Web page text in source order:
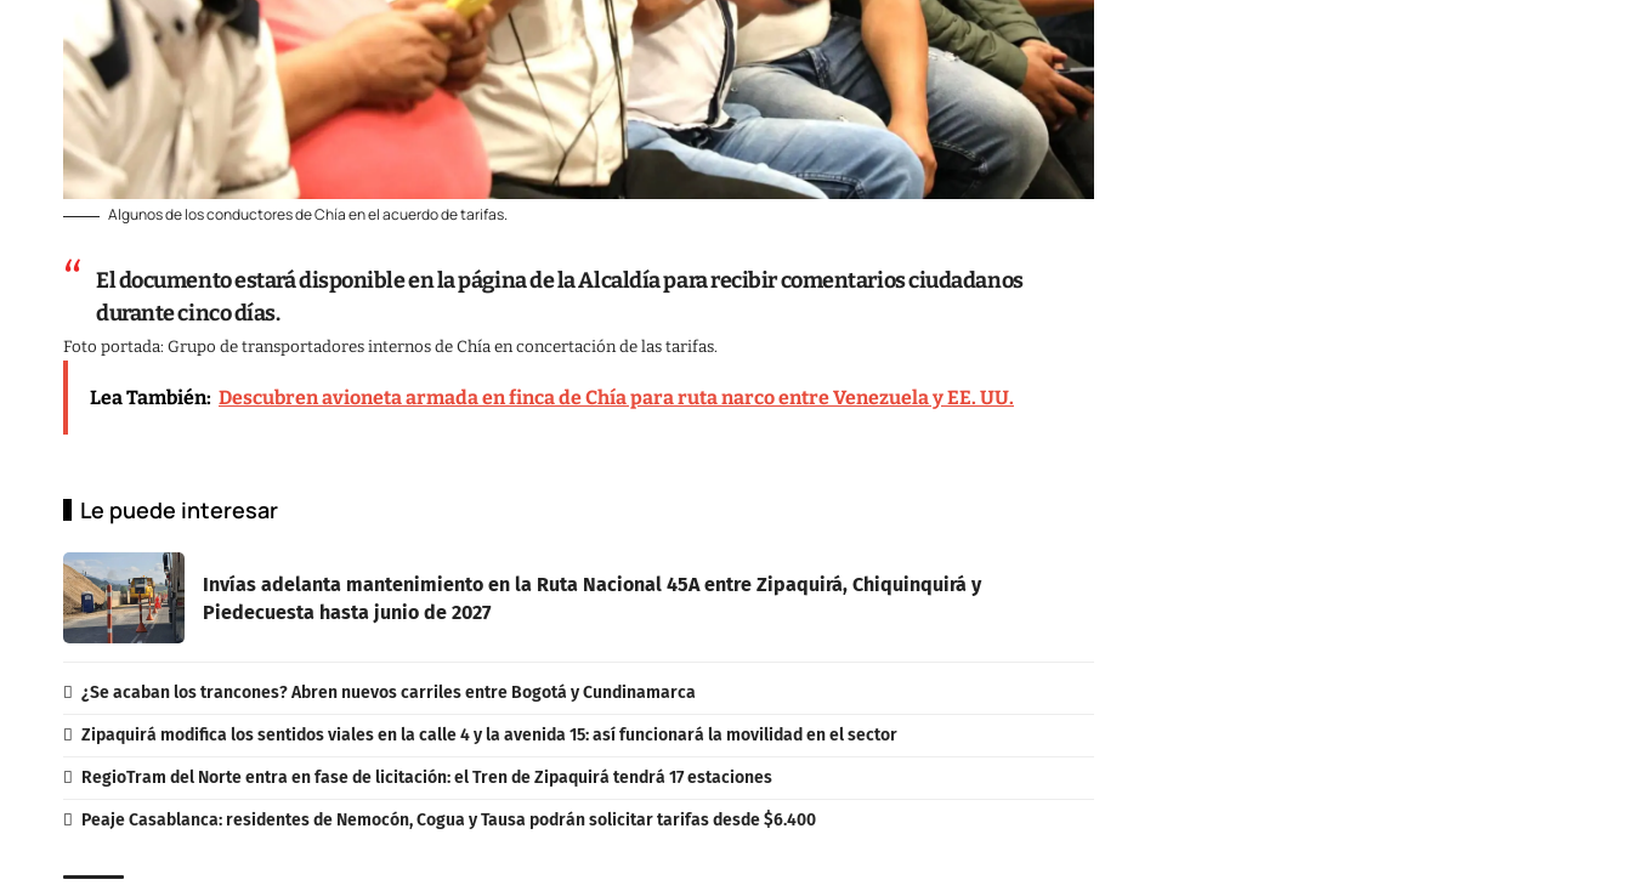
Algunos de los conductores de Chía en el acuerdo de tarifas.
El documento estará disponible en la página de la Alcaldía para recibir comentarios ciudadanos
durante cinco días.
Foto portada: Grupo de transportadores internos de Chía en concertación de las tarifas.
Lea También: Descubren avioneta armada en finca de Chía para ruta narco entre Venezuela y EE. UU.
Le puede interesar
Invías adelanta mantenimiento en la Ruta Nacional 45A entre Zipaquirá, Chiquinquirá y
Piedecuesta hasta junio de 2027
¿Se acaban los trancones? Abren nuevos carriles entre Bogotá y Cundinamarca
Zipaquirá modifica los sentidos viales en la calle 4 y la avenida 15: así funcionará la movilidad en el sector
RegioTram del Norte entra en fase de licitación: el Tren de Zipaquirá tendrá 17 estaciones
Peaje Casablanca: residentes de Nemocón, Cogua y Tausa podrán solicitar tarifas desde $6.400